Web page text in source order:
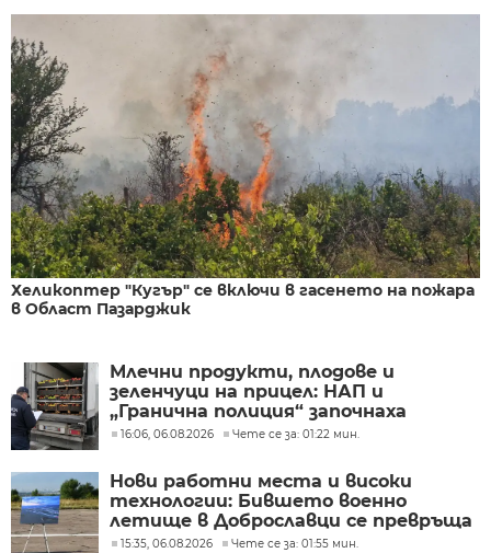
Хеликоптер "Кугър" се включи в гасенето на пожара
в Област Пазарджик
Млечни продукти, плодове и
зеленчуци на прицел: НАП и
„Гранична полиция“ започнаха
проверки по границите с Румъния и
16:06, 06.08.2026 Чете се за: 01:22 мин.
Нови работни места и високи
технологии: Бившето военно
летище в Доброславци се превръща
в голям космически център
15:35, 06.08.2026 Чете се за: 01:55 мин.